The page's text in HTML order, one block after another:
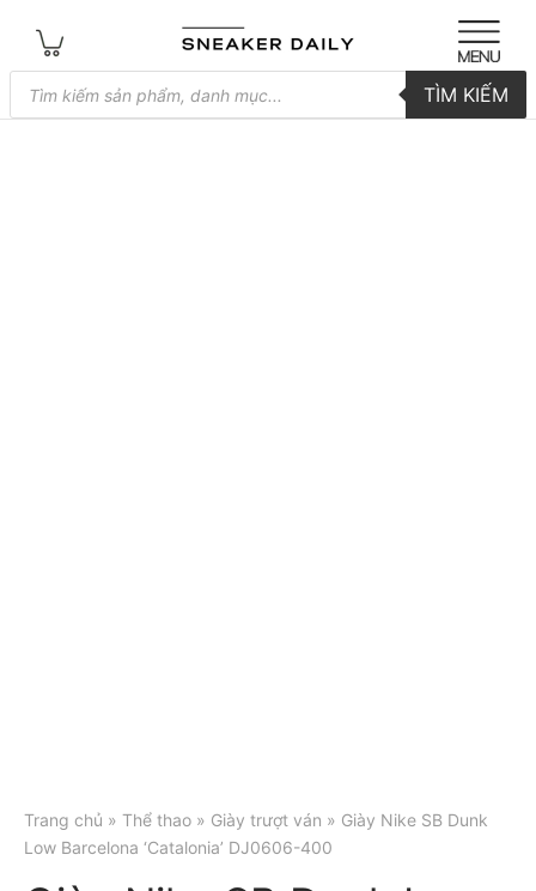
Tìm
kiếm
sản
TÌM KIẾM
Trang chủ » Thể thao » Giày trượt ván » Giày Nike SB Dunk
Low Barcelona ‘Catalonia’ DJ0606-400